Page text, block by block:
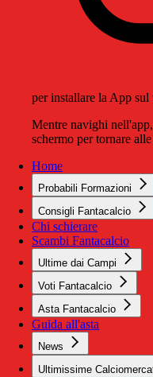
per installare la App sul
Mentre navighi
schermo per tornare
Home
Probabili Formazioni
Consigli Fantacalcio
Chi schierare
Scambi Fantacalcio
Ultime dai Campi
Voti Fantacalcio
Asta Fantacalcio
Guida all'asta
News
Ultimissime